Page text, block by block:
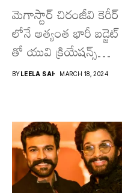
మెగాస్టార్ చిరంజీవి కెరీర్
లోనే అత్యంత భారీ బడ్జెట్
తో యువి క్రియేషన్స్
రూపొందిస్తున్న
BYLEELA SAI MARCH 18, 2024